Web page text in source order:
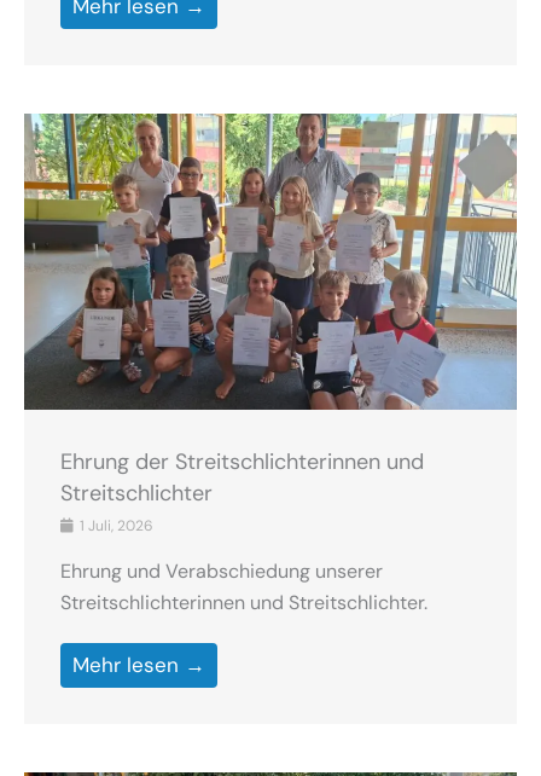
Mehr lesen →
Ehrung der Streitschlichterinnen und
Streitschlichter
1 Juli, 2026
Ehrung und Verabschiedung unserer
Streitschlichterinnen und Streitschlichter.
Mehr lesen →